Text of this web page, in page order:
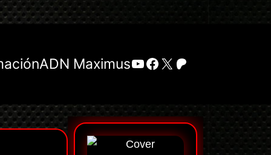
ADN MaximusYouTube
Facebook
X Patreon